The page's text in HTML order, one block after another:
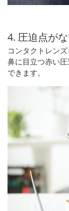
4. 圧迫点が
コンタクトレン
鼻に目立つ赤い
できます。